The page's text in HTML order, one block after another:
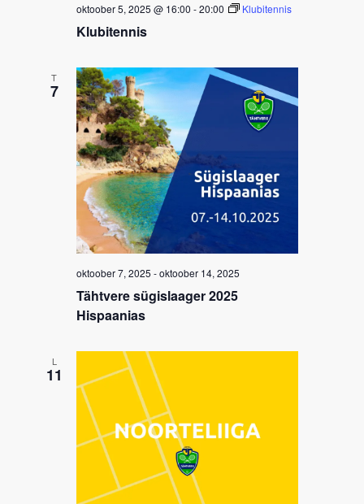
Klubitennis
oktoober 5, 2025 @ 16:00 -20:00 Klubitennis
T
7
Tähtvere sügislaager 2025
Hispaanias
oktoober 7, 2025 -oktoober 14, 2025
L
11